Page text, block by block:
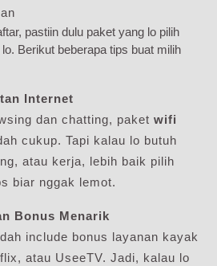
pastiin dulu paket yang lo pilih
Berikut beberapa tips buat milih
Internet
dan chatting, paket wifi
cukup. Tapi kalau lo butuh
atau kerja, lebih baik pilih
biar nggak lemot.
Bonus Menarik
include bonus layanan kayak
atau UseeTV. Jadi, kalau lo